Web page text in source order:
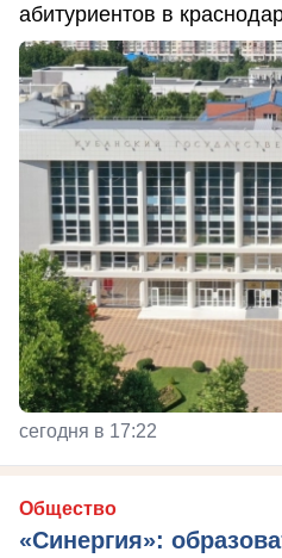
абитуриентов в
сегодня в 17:22
Общество
«Синергия»: